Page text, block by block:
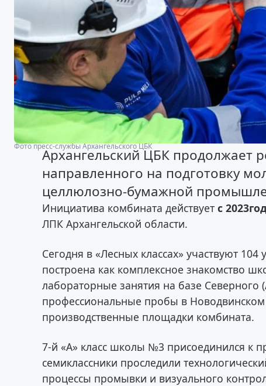
Фото пресс-службы Архангельского ЦБК
Архангельский ЦБК продолжает
направленного на подготовку
целлюлозно‑бумажной
Инициатива комбината действуетс 2023
ЛПК Архангельской области.
Сегодня в «Лесных классах» участвуют 104
построена как комплексное знакомство
лабораторные занятия на базе Северного
профессиональные пробы в Новодвинском
производственные площадки комбината.
7-й «А» класс школы №3 присоединился к
семиклассники проследили
процессы промывки и визуального